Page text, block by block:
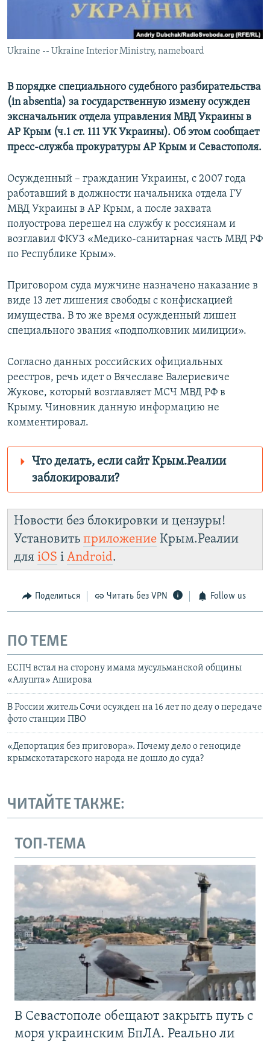
ПОБЕДИТЕЛЕЙ НЕ СУДЯТ?
ELIFBE
ПРИСОЕДИНЯЙТЕСЬ!
Все сайты RFE/RL
Ukraine -- Ukraine Interior Ministry, nameboard
В порядке специального судебного разбирательства
(in absentia) за государственную измену осужден
эксначальник отдела управления МВД Украины в
АР Крым (ч.1 ст. 111 УК Украины). Об этом сообщает
пресс-служба прокуратуры АР Крым и Севастополя.
Осужденный – гражданин Украины, с 2007 года
работавший в должности начальника отдела ГУ
МВД Украины в АР Крым, а после захвата
полуострова перешел на службу к россиянам и
возглавил ФКУЗ «Медико-санитарная часть МВД РФ
по Республике Крым».
Приговором суда мужчине назначено наказание в
виде 13 лет лишения свободы с конфискацией
имущества. В то же время осужденный лишен
специального звания «подполковник милиции».
Согласно данных российских официальных
реестров, речь идет о Вячеславе Валериевиче
Жукове, который возглавляет МСЧ МВД РФ в
Крыму. Чиновник данную информацию не
комментировал.
Что делать, если сайт Крым.Реалии
заблокировали?
Крым.Реалии
зеркального
сайта: https://d3dfhuxm2n0q8b.cloudfront.net/
установить VPN .
Новости без блокировки и цензуры!
Установить приложение Крым.Реалии
для iOS і Android.
Поделиться Читать без VPN Follow us
ПО ТЕМЕ
ЕСПЧ встал на сторону имама мусульманской общины
«Алушта» Аширова
В России житель Сочи осужден на 16 лет по делу о передаче
фото станции ПВО
«Депортация без приговора». Почему дело о геноциде
крымскотатарского народа не дошло до суда?
ЧИТАЙТЕ ТАКЖЕ:
ТОП-ТЕМА
В Севастополе обещают закрыть путь с
моря украинским БпЛА. Реально ли